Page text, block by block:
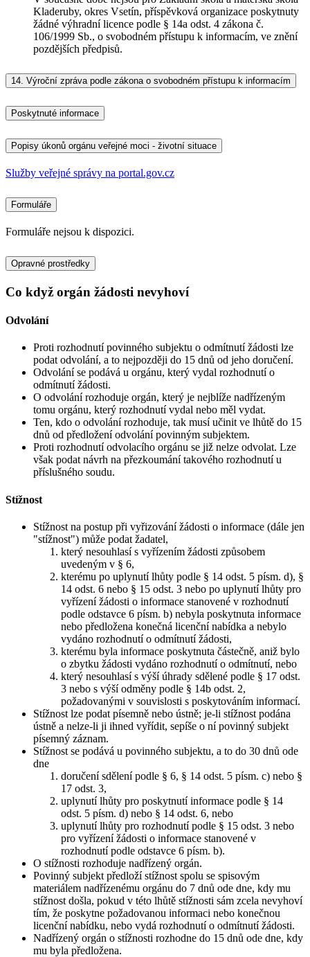
Kladeruby, okres Vsetín, příspěvková organizace poskytnuty
žádné výhradní licence podle § 14a odst. 4 zákona č.
106/1999 Sb., o svobodném přístupu k informacím, ve znění
pozdějších předpisů.
14. Výroční zpráva podle zákona o svobodném přístupu k informacím
Poskytnuté informace
Popisy úkonů orgánu veřejné moci - životní situace
Služby veřejné správy na portal.gov.cz
Formuláře
Formuláře nejsou k dispozici.
Opravné prostředky
Co když orgán žádosti nevyhoví
Odvolání
Proti rozhodnutí povinného subjektu o odmítnutí žádosti lze
podat odvolání, a to nejpozději do 15 dnů od jeho doručení.
Odvolání se podává u orgánu, který vydal rozhodnutí o
odmítnutí žádosti.
O odvolání rozhoduje orgán, který je nejblíže nadřízeným
tomu orgánu, který rozhodnutí vydal nebo měl vydat.
Ten, kdo o odvolání rozhoduje, tak musí učinit ve lhůtě do 15
dnů od předložení odvolání povinným subjektem.
Proti rozhodnutí odvolacího orgánu se již nelze odvolat. Lze
však podat návrh na přezkoumání takového rozhodnutí u
příslušného soudu.
Stížnost
Stížnost na postup při vyřizování žádosti o informace (dále jen
"stížnost") může podat žadatel,
který nesouhlasí s vyřízením žádosti způsobem
uvedeným v § 6,
kterému po uplynutí lhůty podle § 14 odst. 5 písm. d), §
14 odst. 6 nebo § 15 odst. 3 nebo po uplynutí lhůty pro
vyřízení žádosti o informace stanovené v rozhodnutí
podle odstavce 6 písm. b) nebyla poskytnuta informace
nebo předložena konečná licenční nabídka a nebylo
vydáno rozhodnutí o odmítnutí žádosti,
kterému byla informace poskytnuta částečně, aniž bylo
o zbytku žádosti vydáno rozhodnutí o odmítnutí, nebo
který nesouhlasí s výší úhrady sdělené podle § 17 odst.
3 nebo s výší odměny podle § 14b odst. 2,
požadovanými v souvislosti s poskytováním informací.
Stížnost lze podat písemně nebo ústně; je-li stížnost podána
ústně a nelze-li ji ihned vyřídit, sepíše o ní povinný subjekt
písemný záznam.
Stížnost se podává u povinného subjektu, a to do 30 dnů ode
dne
doručení sdělení podle § 6, § 14 odst. 5 písm. c) nebo §
17 odst. 3,
uplynutí lhůty pro poskytnutí informace podle § 14
odst. 5 písm. d) nebo § 14 odst. 6, nebo
uplynutí lhůty pro rozhodnutí podle § 15 odst. 3 nebo
pro vyřízení žádosti o informace stanovené v
rozhodnutí podle odstavce 6 písm. b).
O stížnosti rozhoduje nadřízený orgán.
Povinný subjekt předloží stížnost spolu se spisovým
materiálem nadřízenému orgánu do 7 dnů ode dne, kdy mu
stížnost došla, pokud v této lhůtě stížnosti sám zcela nevyhoví
tím, že poskytne požadovanou informaci nebo konečnou
licenční nabídku, nebo vydá rozhodnutí o odmítnutí žádosti.
Nadřízený orgán o stížnosti rozhodne do 15 dnů ode dne, kdy
mu byla předložena.